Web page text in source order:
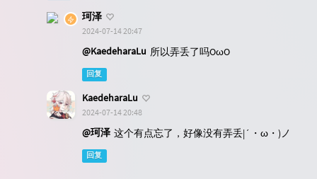
珂泽
2024-07-14 20:47
@KaedeharaLu 所以弄丢了吗OωO
回复
KaedeharaLu
2024-07-14 20:48
@珂泽 这个有点忘了，好像没有弄丢|´・ω・)ノ
回复